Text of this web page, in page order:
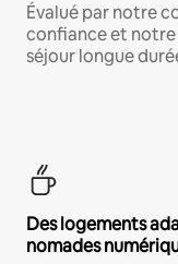
Évalué par notre
confiance et
séjour longue
Des logements
nomades